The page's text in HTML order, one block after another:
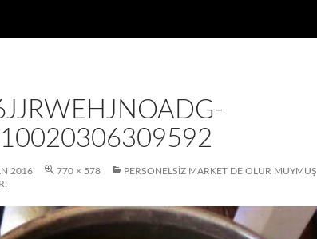
2016 770 × 578
PERSONELSIZ MARKET DE OLUR MUYMUŞ